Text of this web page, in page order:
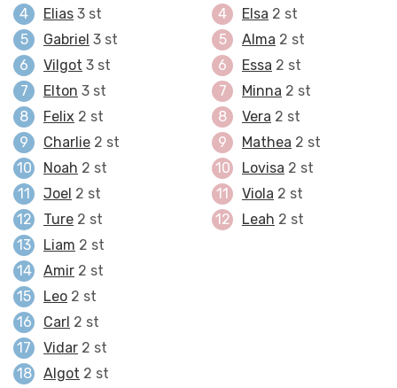
Elias 3 st
Gabriel 3 st
Vilgot 3 st
Elton 3 st
Felix 2 st
Charlie 2 st
Noah 2 st
Joel 2 st
Ture 2 st
Liam 2 st
Amir 2 st
Leo 2 st
Carl 2 st
Vidar 2 st
Algot 2 st
Elsa 2 st
Alma 2 st
Essa 2 st
Minna 2 st
Vera 2 st
Mathea 2 st
Lovisa 2 st
Viola 2 st
Leah 2 st